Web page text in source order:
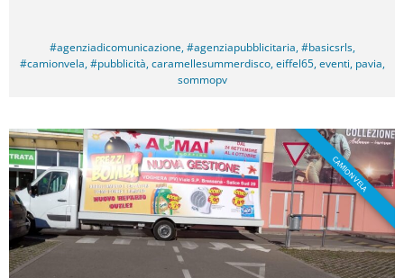
#agenziadicomunicazione,#agenziapubblicitaria,#basicsrls,
#camionvela,#pubblicità,caramellesummerdisco,eiffel65,eventi, pavia,
sommopv
CAMION VELA